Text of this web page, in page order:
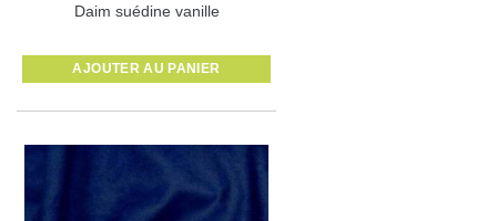
Daim suédine vanille
AJOUTER AU PANIER